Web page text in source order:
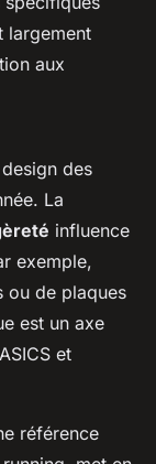
largement
aux
des
La
influence
exemple,
ou de plaques
est un axe
et
référence